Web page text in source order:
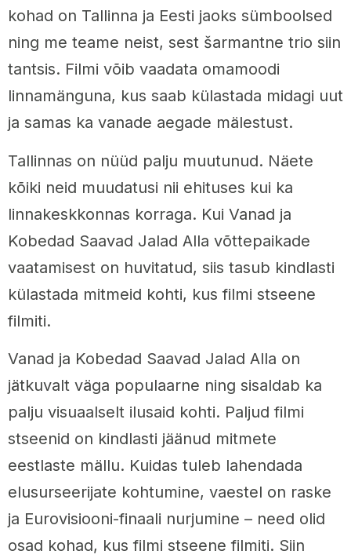
kohad on Tallinna ja Eesti jaoks sümboolsed
ning me teame neist, sest šarmantne trio siin
tantsis. Filmi võib vaadata omamoodi
linnamänguna, kus saab külastada midagi uut
ja samas ka vanade aegade mälestust.
Tallinnas on nüüd palju muutunud. Näete
kõiki neid muudatusi nii ehituses kui ka
linnakeskkonnas korraga. Kui Vanad ja
Kobedad Saavad Jalad Alla võttepaikade
vaatamisest on huvitatud, siis tasub kindlasti
külastada mitmeid kohti, kus filmi stseene
filmiti.
Vanad ja Kobedad Saavad Jalad Alla on
jätkuvalt väga populaarne ning sisaldab ka
palju visuaalselt ilusaid kohti. Paljud filmi
stseenid on kindlasti jäänud mitmete
eestlaste mällu. Kuidas tuleb lahendada
elusurseerijate kohtumine, vaestel on raske
ja Eurovisiooni-finaali nurjumine – need olid
osad kohad, kus filmi stseene filmiti. Siin